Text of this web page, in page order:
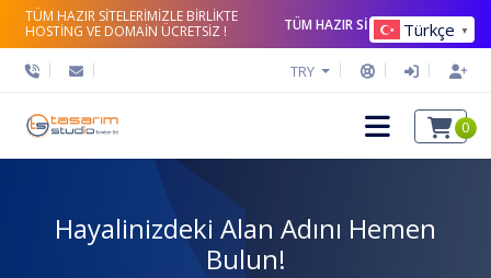
TÜM HAZIR SİTELERİMİZLE BİRLİKTE
HOSTİNG VE DOMAİN ÜCRETSİZ !
TÜM HAZIR SİTELERİ İNCELE
TRY
0
Hayalinizdeki Alan Adını Hemen
Bulun!
Türkçe ▼